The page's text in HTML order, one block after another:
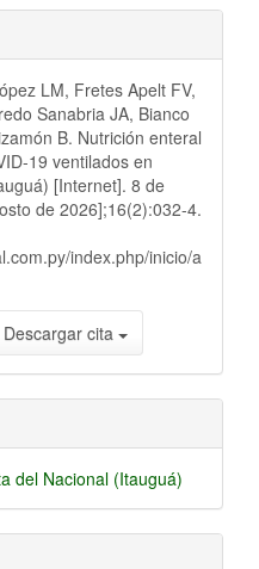
LM, Fretes Apelt FV,
Sanabria JA, Bianco
B. Nutrición enteral
19 ventilados en
[Internet]. 8 de
de 2026];16(2):032-4.
index.php/inicio/a
Descargar cita
del Nacional (Itauguá)